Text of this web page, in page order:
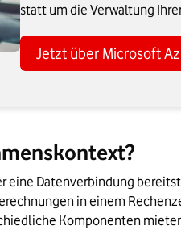
statt um die Verwaltung
Jetzt über Microsoft
Datenverbindung
in einem
Komponenten